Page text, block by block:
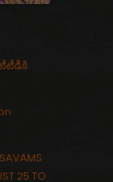
టీటీడీకి
25 TO